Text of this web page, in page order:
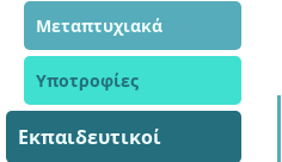
Μεταπτυχιακά
Υποτροφίες
Εκπαιδευτικοί